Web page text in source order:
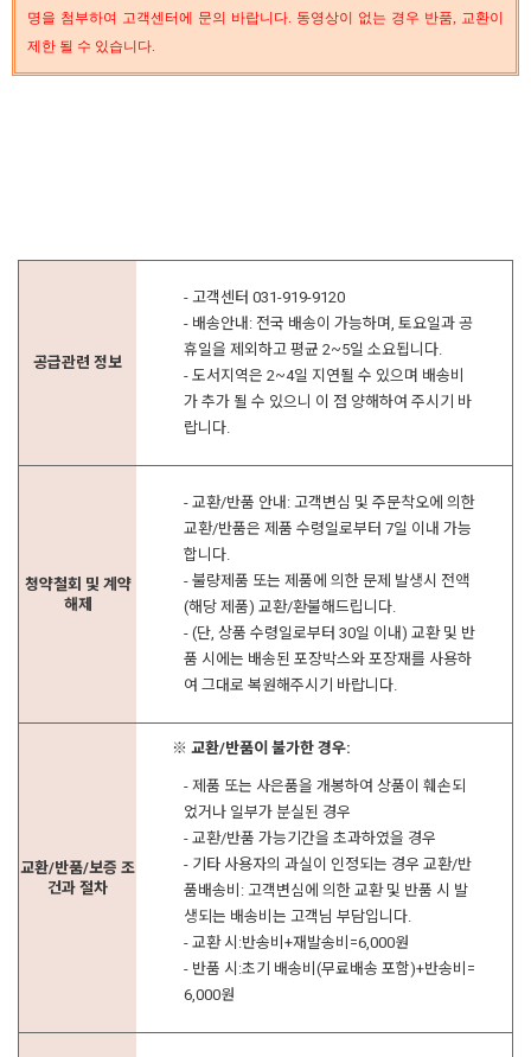
명을 첨부하여 고객센터에 문의 바랍니다. 동영상이 없는 경우 반품, 교환이
제한 될 수 있습니다.
공급관련 정보
- 고객센터 031-919-9120
- 배송안내: 전국 배송이 가능하며, 토요일과 공
휴일을 제외하고 평균 2~5일 소요됩니다.
- 도서지역은 2~4일 지연될 수 있으며 배송비
가 추가 될 수 있으니 이 점 양해하여 주시기 바
랍니다.
청약철회 및 계약
해제
- 교환/반품 안내: 고객변심 및 주문착오에 의한
교환/반품은 제품 수령일로부터 7일 이내 가능
합니다.
- 불량제품 또는 제품에 의한 문제 발생시 전액
(해당 제품) 교환/환불해드립니다.
- (단, 상품 수령일로부터 30일 이내) 교환 및 반
품 시에는 배송된 포장박스와 포장재를 사용하
여 그대로 복원해주시기 바랍니다.
교환/반품/보증 조
건과 절차
※ 교환/반품이 불가한 경우:
- 제품 또는 사은품을 개봉하여 상품이 훼손되
었거나 일부가 분실된 경우
- 교환/반품 가능기간을 초과하였을 경우
- 기타 사용자의 과실이 인정되는 경우 교환/반
품배송비: 고객변심에 의한 교환 및 반품 시 발
생되는 배송비는 고객님 부담입니다.
- 교환 시:반송비+재발송비=6,000원
- 반품 시:초기 배송비(무료배송 포함)+반송비=
6,000원